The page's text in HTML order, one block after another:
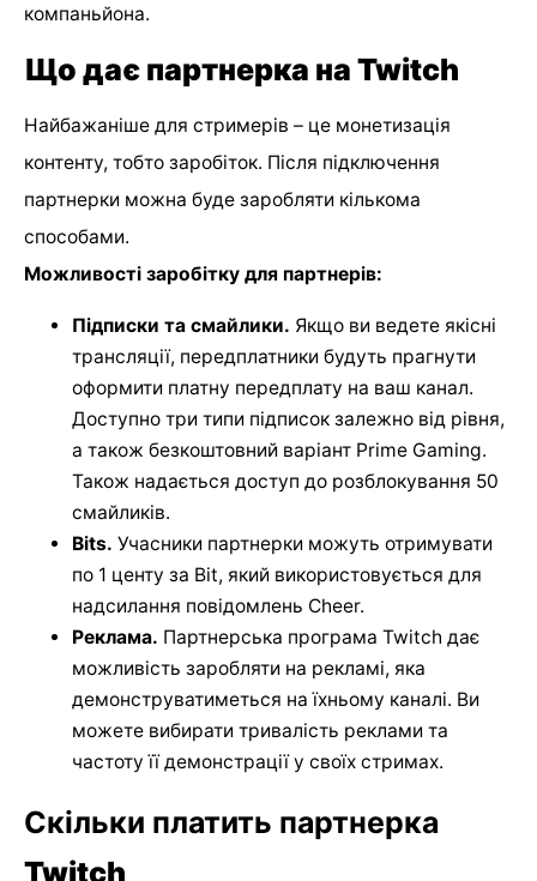
компаньйона.
Що дає партнерка на Twitch
Найбажаніше для стримерів – це монетизація
контенту, тобто заробіток. Після підключення
партнерки можна буде заробляти кількома
способами.
Можливості заробітку для партнерів:
Підписки та смайлики. Якщо ви ведете якісні
трансляції, передплатники будуть прагнути
оформити платну передплату на ваш канал.
Доступно три типи підписок залежно від рівня,
а також безкоштовний варіант Prime Gaming.
Також надається доступ до розблокування 50
смайликів.
Bits. Учасники партнерки можуть отримувати
по 1 центу за Bit, який використовується для
надсилання повідомлень Cheer.
Реклама. Партнерська програма Twitch дає
можливість заробляти на рекламі, яка
демонструватиметься на їхньому каналі. Ви
можете вибирати тривалість реклами та
частоту її демонстрації у своїх стримах.
Скільки платить партнерка
Twitch